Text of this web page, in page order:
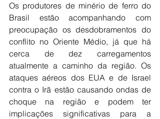
Os produtores de minério de ferro do
Brasil estão acompanhando com
preocupação os desdobramentos do
conflito no Oriente Médio, já que há
cerca de dez carregamentos
atualmente a caminho da região. Os
ataques aéreos dos EUA e de Israel
contra o Irã estão causando ondas de
choque na região e podem ter
implicações significativas para a